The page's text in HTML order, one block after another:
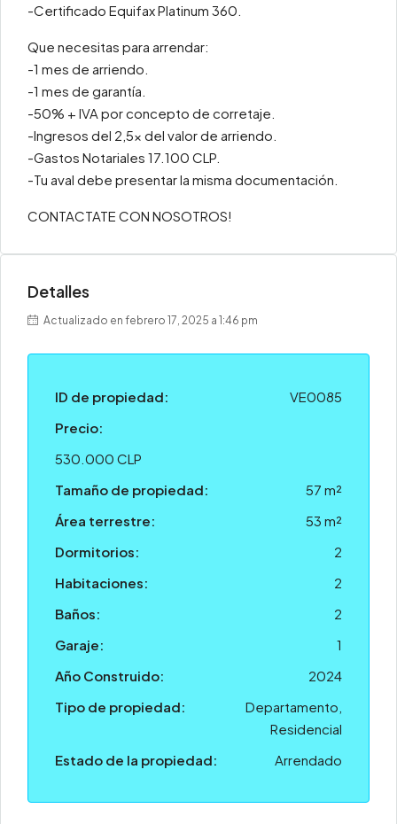
-Certificado Equifax Platinum 360.
Que necesitas para arrendar:
-1 mes de arriendo.
-1 mes de garantía.
-50% + IVA por concepto de corretaje.
-Ingresos del 2,5x del valor de arriendo.
-Gastos Notariales 17.100 CLP.
-Tu aval debe presentar la misma documentación.
CONTACTATE CON NOSOTROS!
Detalles
Actualizado en febrero 17, 2025 a 1:46 pm
ID de propiedad:
VE0085
Precio:
530.000 CLP
Tamaño de propiedad:
57 m²
Área terrestre:
53 m²
Dormitorios:
2
Habitaciones:
2
Baños:
2
Garaje:
1
Año Construido:
2024
Tipo de propiedad:
Departamento,
Residencial
Estado de la propiedad:
Arrendado